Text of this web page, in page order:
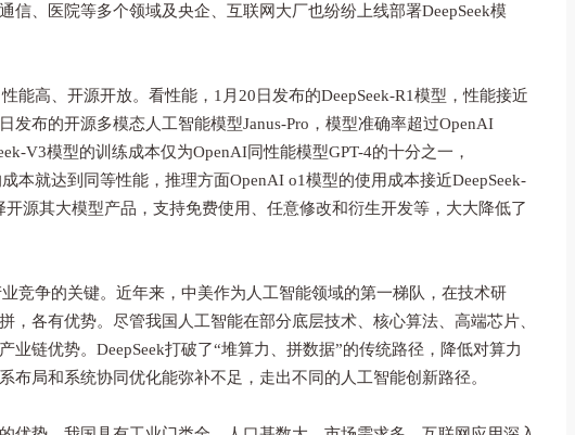
信、医院等多个领域及央企、互联网大厂也纷纷上线部署DeepSeek模
高、开源开放。看性能，1月20日发布的DeepSeek-R1模型，性能接近
发布的开源多模态人工智能模型Janus-Pro，模型准确率超过OpenAI
V3模型的训练成本仅为OpenAI同性能模型GPT-4的十分之一，
本就达到同等性能，推理方面OpenAI o1模型的使用成本接近DeepSeek-
开源其大模型产品，支持免费使用、任意修改和衍生开发等，大大降低了
争的关键。近年来，中美作为人工智能领域的第一梯队，在技术研
，各有优势。尽管我国人工智能在部分底层技术、核心算法、高端芯片、
业链优势。DeepSeek打破了“堆算力、拼数据”的传统路径，降低对算力
布局和系统协同优化能弥补不足，走出不同的人工智能创新路径。